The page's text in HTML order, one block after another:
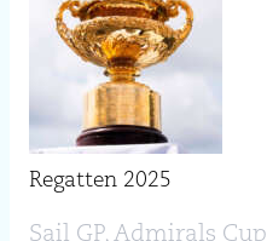
Regatten 2025
Sail GP, Admirals Cup